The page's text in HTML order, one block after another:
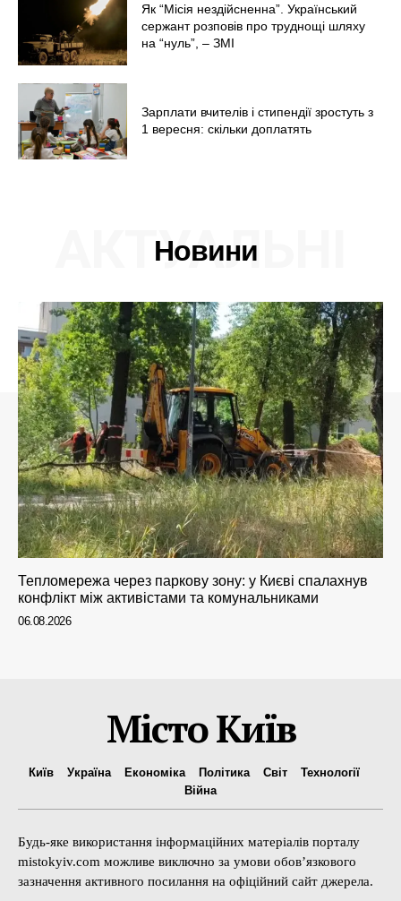
Як “Місія нездійсненна”. Український
сержант розповів про труднощі шляху
на “нуль”, – ЗМІ
Зарплати вчителів і стипендії зростуть з
1 вересня: скільки доплатять
Новини
АКТУАЛЬНІ
Тепломережа через паркову зону: у Києві спалахнув
конфлікт між активістами та комунальниками
06.08.2026
Місто Київ
Київ Україна Економіка Політика Світ
Технології
Війна
Будь-яке використання інформаційних матеріалів порталу
mistokyiv.com можливе виключно за умови обов’язкового
зазначення активного посилання на офіційний сайт джерела.